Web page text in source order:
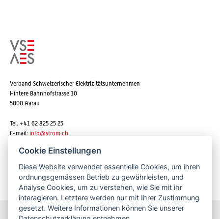
Verband Schweizerischer Elektrizitätsunternehmen
Hintere Bahnhofstrasse 10
5000 Aarau
Tel. +41 62 825 25 25
E-mail: info@strom.ch
Newsletter abonnieren
Cookie Einstellungen
Diese Website verwendet essentielle Cookies, um ihren
ordnungsgemässen Betrieb zu gewährleisten, und
Analyse Cookies, um zu verstehen, wie Sie mit ihr
interagieren. Letztere werden nur mit Ihrer Zustimmung
gesetzt. Weitere Informationen können Sie unserer